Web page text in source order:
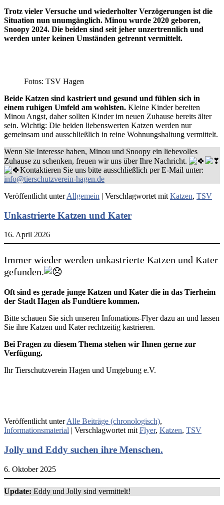
Trotz vieler Versuche und wiederholter Verzögerungen ist die
Situation nun unumgänglich. Minou wurde 2020 geboren,
Snoopy 2024. Die beiden sind seit jeher unzertrennlich und
werden unter keinen Umständen getrennt vermittelt.
Fotos: TSV Hagen
Beide Katzen sind kastriert und gesund und fühlen sich in
einem ruhigen Umfeld am wohlsten. Kleine Kinder bereiten
Minou Angst, daher sollten Kinder im neuen Zuhause bereits älter
sein. Wichtig: Die beiden liebenswerten Katzen werden nur
gemeinsam und ausschließlich in reine Wohnungshaltung vermittelt.
Wenn Sie Interesse haben, Minou und Snoopy ein liebevolles
Zuhause zu schenken, freuen wir uns über Ihre Nachricht.
Kontaktieren Sie uns bitte ausschließlich per E-Mail unter:
info@tierschutzverein-hagen.de
Veröffentlicht unter Allgemein | Verschlagwortet mit Katzen, TSV
Unkastrierte Katzen und Kater
16. April 2026
Immer wieder werden unkastrierte Katzen und Kater
gefunden.
Oft sind es gerade junge Katzen und Kater die in das Tierheim
der Stadt Hagen als Fundtiere kommen.
Bitte schauen Sie sich unseren Infomations-Flyer dazu an und lassen
Sie ihre Katzen und Kater rechtzeitig kastrieren.
Bei Fragen zu diesem Thema stehen wir Ihnen gerne zur
Verfügung.
Ihr Tierschutzverein Hagen und Umgebung e.V.
Veröffentlicht unterAlle Beiträge (chronologisch),
Informationsmaterial | Verschlagwortet mit Flyer, Katzen, TSV
Jolly und Eddy suchen ihre Menschen.
6. Oktober 2025
Update: Eddy und Jolly sind vermittelt!